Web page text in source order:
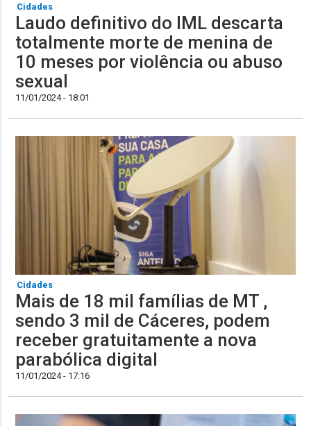
Cidades
Laudo definitivo do IML descarta
totalmente morte de menina de
10 meses por violência ou abuso
sexual
11/01/2024 - 18:01
Cidades
Mais de 18 mil famílias de MT ,
sendo 3 mil de Cáceres, podem
receber gratuitamente a nova
parabólica digital
11/01/2024 - 17:16